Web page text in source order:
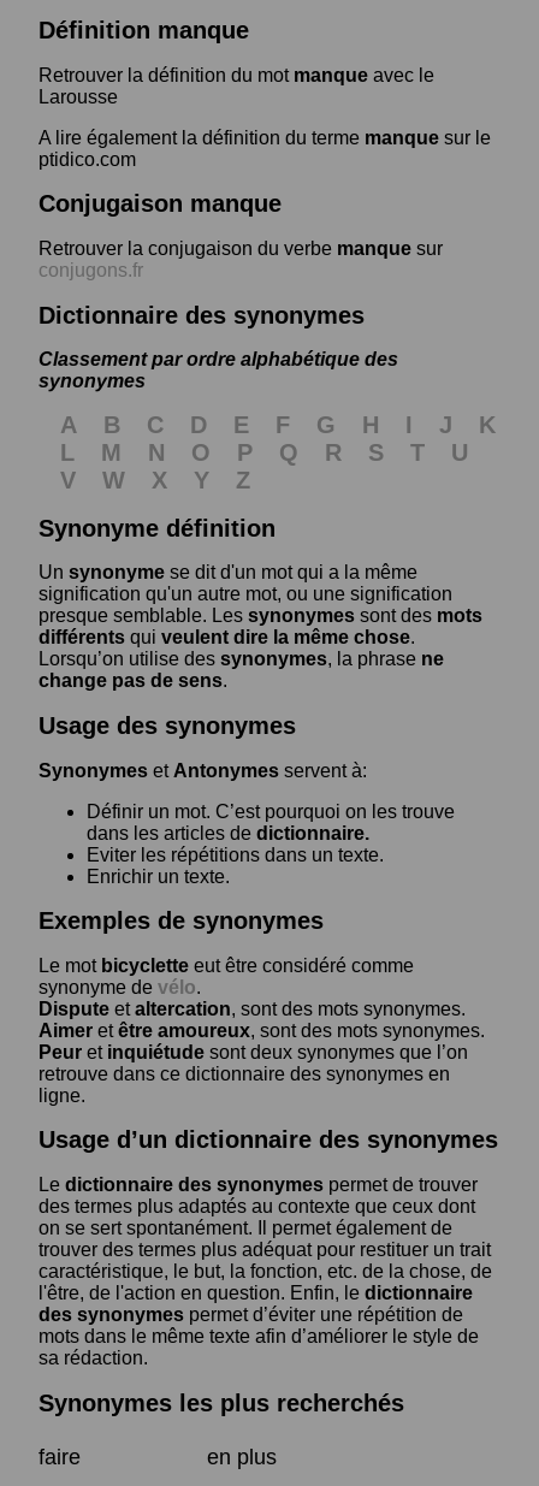
Définition manque
Retrouver la définition du mot manque avec le
Larousse
A lire également la définition du terme manque sur le
ptidico.com
Conjugaison manque
Retrouver la conjugaison du verbe manque sur
conjugons.fr
Dictionnaire des synonymes
Classement par ordre alphabétique des
synonymes
A B C D E F G H I J
K
L
M N O P Q R S T
U
V
W X Y
Z
Synonyme définition
Un synonyme se dit d'un mot qui a la même
signification qu'un autre mot, ou une signification
presque semblable. Les synonymes sont des mots
différents qui veulent dire la même chose.
Lorsqu’on utilise des synonymes, la phrase ne
change pas de sens.
Usage des synonymes
Synonymes et Antonymes servent à:
Définir un mot. C’est pourquoi on les trouve
dans les articles de dictionnaire.
Eviter les répétitions dans un texte.
Enrichir un texte.
Exemples de synonymes
Le mot bicyclette eut être considéré comme
synonyme de vélo.
Dispute etaltercation, sont des mots synonymes.
Aimer etêtre amoureux, sont des mots synonymes.
Peur et inquiétude sont deux synonymes que l’on
retrouve dans ce dictionnaire des synonymes en
ligne.
Usage d’un dictionnaire des synonymes
Le dictionnaire des synonymes permet de trouver
des termes plus adaptés au contexte que ceux dont
on se sert spontanément. Il permet également de
trouver des termes plus adéquat pour restituer un trait
caractéristique, le but, la fonction, etc. de la chose, de
l'être, de l'action en question. Enfin, le dictionnaire
des synonymes permet d’éviter une répétition de
mots dans le même texte afin d’améliorer le style de
sa rédaction.
Synonymes les plus recherchés
faire
en plus